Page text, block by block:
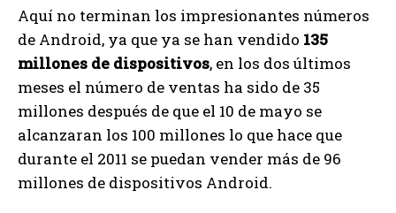
Aquí no terminan los impresionantes números
de Android, ya que ya se han vendido 135
millones de dispositivos, en los dos últimos
meses el número de ventas ha sido de 35
millones después de que el 10 de mayo se
alcanzaran los 100 millones lo que hace que
durante el 2011 se puedan vender más de 96
millones de dispositivos Android.